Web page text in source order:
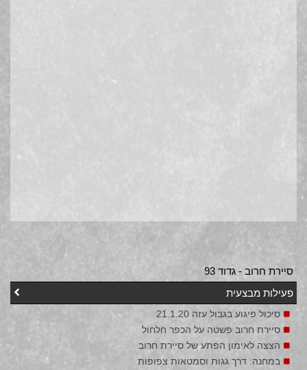
סיירת חרוב - גדוד 93
פעילות מבצעית
סיכול פיגוע בגבול עזה 21.1.20
סיירת חרוב פשטה על הכפר חלחול
הצצה לאימון הפתע של סיירת חרוב
במחנה: דרך גגות וסמטאות צפופות